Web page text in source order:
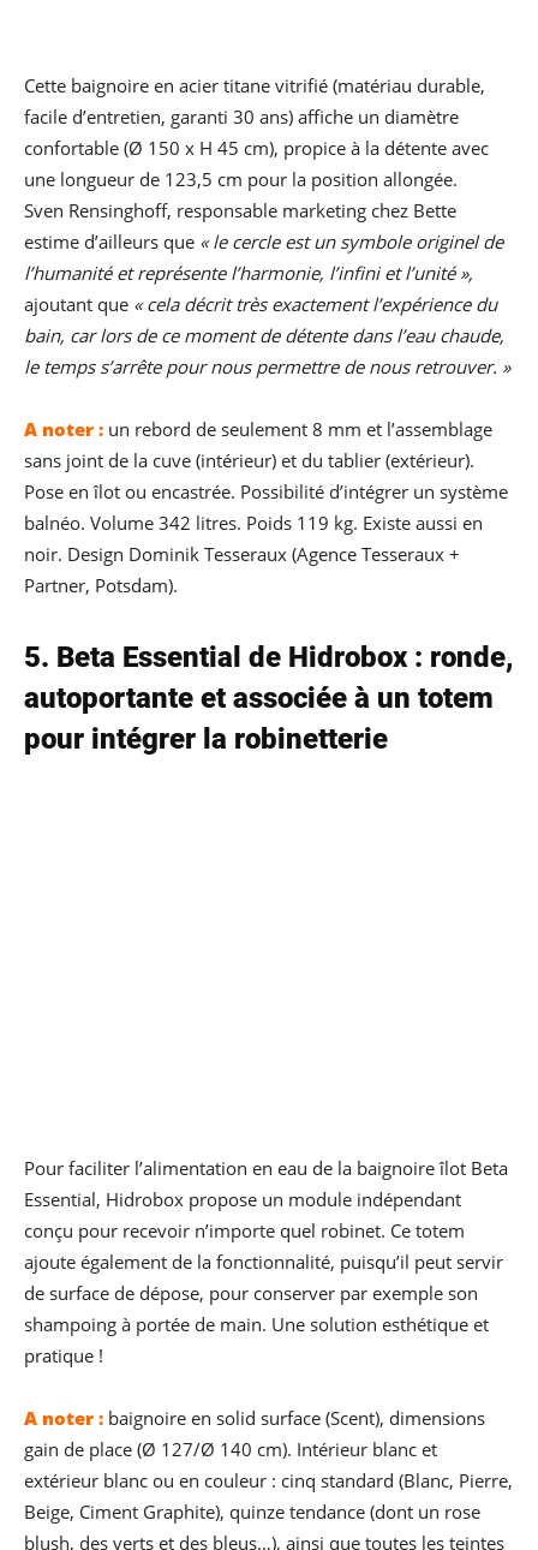
Cette baignoire en acier titane vitrifié (matériau durable,
facile d’entretien, garanti 30 ans) affiche un diamètre
confortable (Ø 150 x H 45 cm), propice à la détente avec
une longueur de 123,5 cm pour la position allongée.
Sven Rensinghoff, responsable marketing chez Bette
estime d’ailleurs que « le cercle est un symbole originel de
l’humanité et représente l’harmonie, l’infini et l’unité »,
ajoutant que « cela décrit très exactement l’expérience du
bain, car lors de ce moment de détente dans l’eau chaude,
le temps s’arrête pour nous permettre de nous retrouver. »
A noter : un rebord de seulement 8 mm et l’assemblage
sans joint de la cuve (intérieur) et du tablier (extérieur).
Pose en îlot ou encastrée. Possibilité d’intégrer un système
balnéo. Volume 342 litres. Poids 119 kg. Existe aussi en
noir. Design Dominik Tesseraux (Agence Tesseraux +
Partner, Potsdam).
5. Beta Essential de Hidrobox : ronde,
autoportante et associée à un totem
pour intégrer la robinetterie
Pour faciliter l’alimentation en eau de la baignoire îlot Beta
Essential, Hidrobox propose un module indépendant
conçu pour recevoir n’importe quel robinet. Ce totem
ajoute également de la fonctionnalité, puisqu’il peut servir
de surface de dépose, pour conserver par exemple son
shampoing à portée de main. Une solution esthétique et
pratique !
A noter : baignoire en solid surface (Scent), dimensions
gain de place (Ø 127/Ø 140 cm). Intérieur blanc et
extérieur blanc ou en couleur : cinq standard (Blanc, Pierre,
Beige, Ciment Graphite), quinze tendance (dont un rose
blush, des verts et des bleus…), ainsi que toutes les teintes